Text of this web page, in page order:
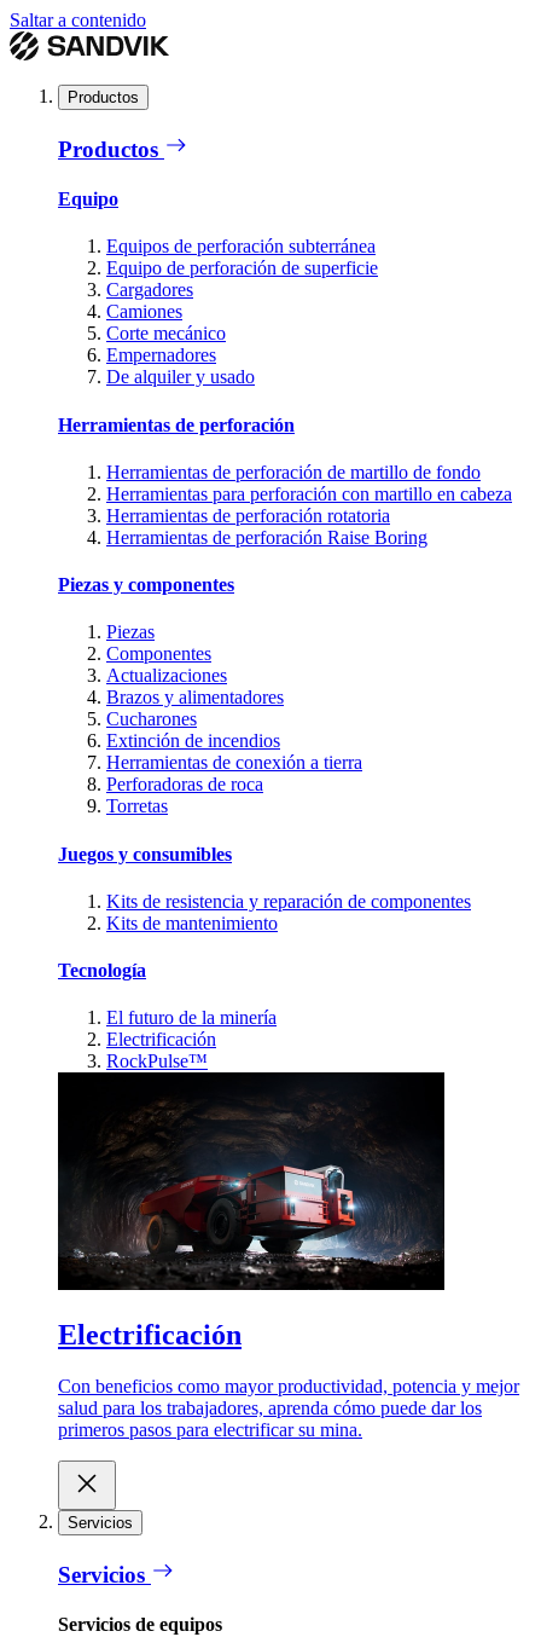
Saltar a contenido
Productos
Productos
Equipo
Equipos de perforación subterránea
Equipo de perforación de superficie
Cargadores
Camiones
Corte mecánico
Empernadores
De alquiler y usado
Herramientas de perforación
Herramientas de perforación de martillo de fondo
Herramientas para perforación con martillo en cabeza
Herramientas de perforación rotatoria
Herramientas de perforación Raise Boring
Piezas y componentes
Piezas
Componentes
Actualizaciones
Brazos y alimentadores
Cucharones
Extinción de incendios
Herramientas de conexión a tierra
Perforadoras de roca
Torretas
Juegos y consumibles
Kits de resistencia y reparación de componentes
Kits de mantenimiento
Tecnología
El futuro de la minería
Electrificación
RockPulse™
Electrificación
Con beneficios como mayor productividad, potencia y mejor
salud para los trabajadores, aprenda cómo puede dar los
primeros pasos para electrificar su mina.
Servicios
Servicios
Servicios de equipos